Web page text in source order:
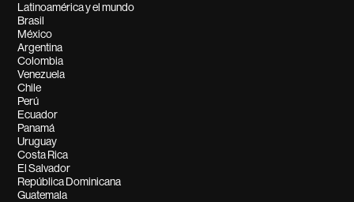
Latinoamérica y el mundo
Brasil
México
Argentina
Colombia
Venezuela
Chile
Perú
Ecuador
Panamá
Uruguay
Costa Rica
El Salvador
República Dominicana
Guatemala